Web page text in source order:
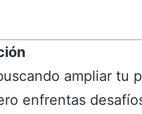
ampliar tu
enfrentas